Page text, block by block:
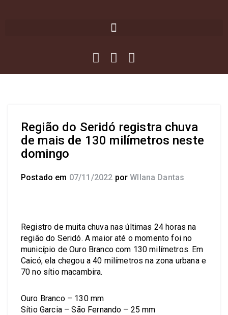
Região do Seridó registra chuva
de mais de 130 milímetros neste
domingo
Postado em 07/11/2022 por Wllana Dantas
Registro de muita chuva nas últimas 24 horas na
região do Seridó. A maior até o momento foi no
município de Ouro Branco com 130 milímetros. Em
Caicó, ela chegou a 40 milímetros na zona urbana e
70 no sítio macambira.
Ouro Branco – 130 mm
Sítio Garcia – São Fernando – 25 mm